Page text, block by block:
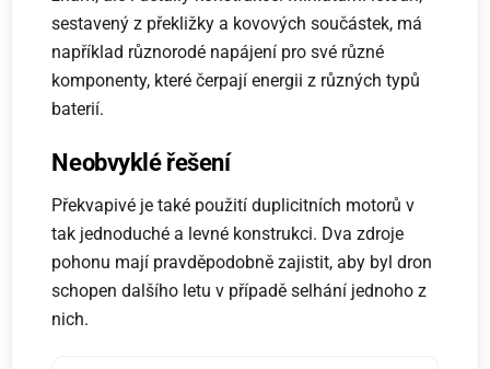
sestavený z překližky a kovových součástek, má
například různorodé napájení pro své různé
komponenty, které čerpají energii z různých typů
baterií.
Neobvyklé řešení
Překvapivé je také použití duplicitních motorů v
tak jednoduché a levné konstrukci. Dva zdroje
pohonu mají pravděpodobně zajistit, aby byl dron
schopen dalšího letu v případě selhání jednoho z
nich.